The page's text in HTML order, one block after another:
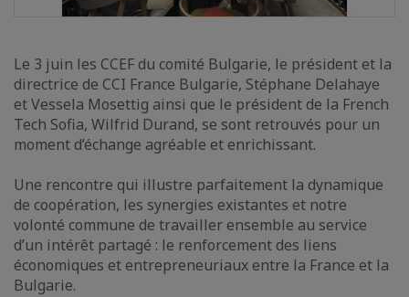
Le 3 juin les CCEF du comité Bulgarie, le président et la
directrice de CCI France Bulgarie, Stéphane Delahaye
et Vessela Mosettig ainsi que le président de la French
Tech Sofia, Wilfrid Durand, se sont retrouvés pour un
moment d’échange agréable et enrichissant.
Une rencontre qui illustre parfaitement la dynamique
de coopération, les synergies existantes et notre
volonté commune de travailler ensemble au service
d’un intérêt partagé : le renforcement des liens
économiques et entrepreneuriaux entre la France et la
Bulgarie.